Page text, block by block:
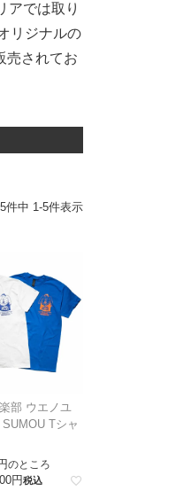
アでは取り
リジナルの
売されてお
5件中 1-5件表示
部 ウエノユ
Tシャ
のところ
税込